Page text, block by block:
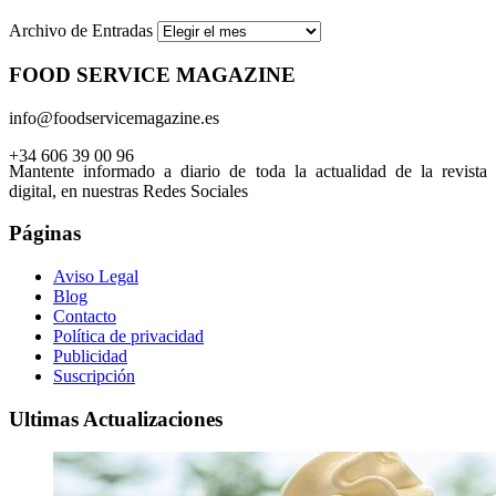
Archivo de Entradas
FOOD SERVICE MAGAZINE
info@foodservicemagazine.es
+34 606 39 00 96
Mantente informado a diario de toda la actualidad de la revista
digital, en nuestras Redes Sociales
Páginas
Aviso Legal
Blog
Contacto
Política de privacidad
Publicidad
Suscripción
Ultimas Actualizaciones